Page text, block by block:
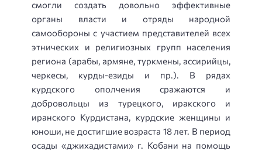
смогли создать довольно эффективные
органы власти и отряды народной
самообороны с участием представителей всех
этнических и религиозных групп населения
региона (арабы, армяне, туркмены, ассирийцы,
черкесы, курды-езиды и пр.). В рядах
курдского ополчения сражаются и
добровольцы из турецкого, иракского и
иранского Курдистана, курдские женщины и
юноши, не достигшие возраста 18 лет. В период
осады «джихадистами» г. Кобани на помощь